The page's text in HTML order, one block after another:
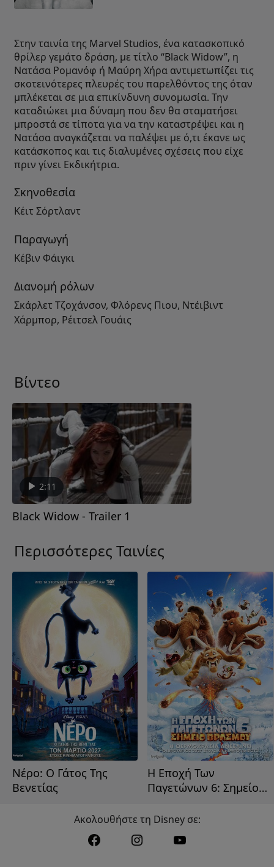
Στην ταινία της Marvel Studios, ένα κατασκοπικό
θρίλερ γεμάτο δράση, με τίτλο “Black Widow”, η
Νατάσα Ρομανόφ ή Μαύρη Χήρα αντιμετωπίζει τις
σκοτεινότερες πλευρές του παρελθόντος της όταν
μπλέκεται σε μια επικίνδυνη συνομωσία. Την
καταδιώκει μια δύναμη που δεν θα σταματήσει
μπροστά σε τίποτα για να την καταστρέψει και η
Νατάσα αναγκάζεται να παλέψει με ό,τι έκανε ως
κατάσκοπος και τις διαλυμένες σχέσεις που είχε
πριν γίνει Εκδικήτρια.
Σκηνοθεσία
Κέιτ Σόρτλαντ
Παραγωγή
Κέβιν Φάιγκι
Διανομή ρόλων
Σκάρλετ Τζοχάνσον, Φλόρενς Πιου, Ντέιβιντ
Χάρμπορ, Ρέιτσελ Γουάις
Βίντεο
2:11
Black Widow - Trailer 1
Περισσότερες Ταινίες
Νέρο: Ο Γάτος Της
Βενετίας
Η Εποχή Των
Παγετώνων 6: Σημείο
Ακολουθήστε τη Disney σε: